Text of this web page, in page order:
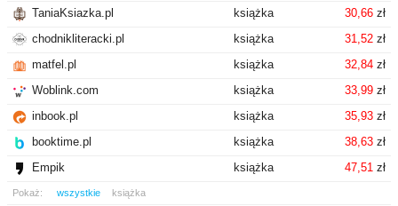
TaniaKsiazka.pl
książka 30,66 zł
chodnikliteracki.pl
książka 31,52 zł
matfel.pl
książka 32,84 zł
Woblink.com
książka 33,99 zł
inbook.pl
książka 35,93 zł
booktime.pl
książka 38,63 zł
Empik
książka 47,51 zł
Pokaż: wszystkie książka